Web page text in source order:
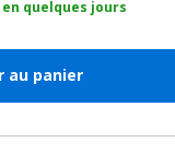
quelques jours
au panier